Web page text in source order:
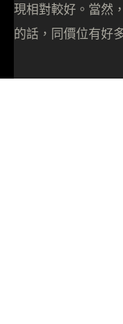
現相對較好。當然
的話，同價位有好